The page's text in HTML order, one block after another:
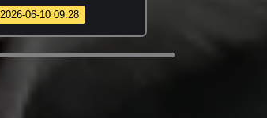
2026-06-10 09:28